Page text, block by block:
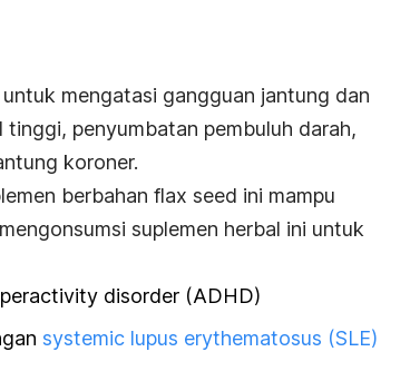
mengatasi gangguan jantung dan
penyumbatan pembuluh darah,
koroner.
berbahan flax seed ini mampu
suplemen herbal ini untuk
disorder (ADHD)
systemic lupus erythematosus (SLE)